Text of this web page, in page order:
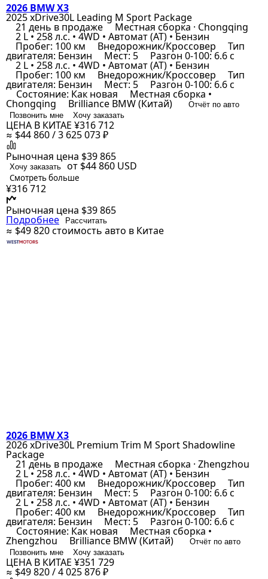
2026 BMW X3
2025 xDrive30L Leading M Sport Package
21 день в продаже Местная сборка · Chongqing
2 L • 258 л.с. • 4WD • Автомат (AT) • Бензин
Пробег: 100 км Внедорожник/Кроссовер Тип
двигателя: Бензин Мест: 5 Разгон 0-100: 6.6 с
2 L • 258 л.с. • 4WD • Автомат (AT) • Бензин
Пробег: 100 км Внедорожник/Кроссовер Тип
двигателя: Бензин Мест: 5 Разгон 0-100: 6.6 с
Состояние: Как новая Местная сборка •
Chongqing Brilliance BMW (Китай)
Отчёт по авто
Позвонить мне
Хочу заказать
ЦЕНА В КИТАЕ ¥316 712
≈ $44 860 / 3 625 073 ₽
Рыночная цена $39 865
Хочу заказать от $44 860 USD
Смотреть больше
¥316 712
Рыночная цена $39 865
Подробнее Рассчитать
≈ $49 820стоимость авто в Китае
2026 BMW X3
2026 xDrive30L Premium Trim M Sport Shadowline
Package
21 день в продаже Местная сборка · Zhengzhou
2 L • 258 л.с. • 4WD • Автомат (AT) • Бензин
Пробег: 400 км Внедорожник/Кроссовер Тип
двигателя: Бензин Мест: 5 Разгон 0-100: 6.6 с
2 L • 258 л.с. • 4WD • Автомат (AT) • Бензин
Пробег: 400 км Внедорожник/Кроссовер Тип
двигателя: Бензин Мест: 5 Разгон 0-100: 6.6 с
Состояние: Как новая Местная сборка •
Zhengzhou Brilliance BMW (Китай)
Отчёт по авто
Позвонить мне
Хочу заказать
ЦЕНА В КИТАЕ ¥351 729
≈ $49 820 / 4 025 876 ₽